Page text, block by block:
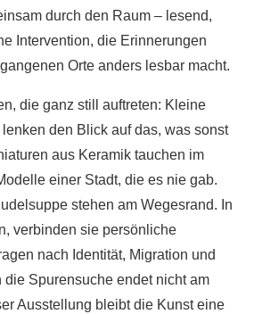
durch den Raum – lesend,
Intervention, die Erinnerungen
Orte anders lesbar macht.
die ganz still auftreten: Kleine
den Blick auf das, was sonst
aus Keramik tauchen im
einer Stadt, die es nie gab.
stehen am Wegesrand. In
verbinden sie persönliche
nach Identität, Migration und
die Spurensuche endet nicht am
Ausstellung bleibt die Kunst eine